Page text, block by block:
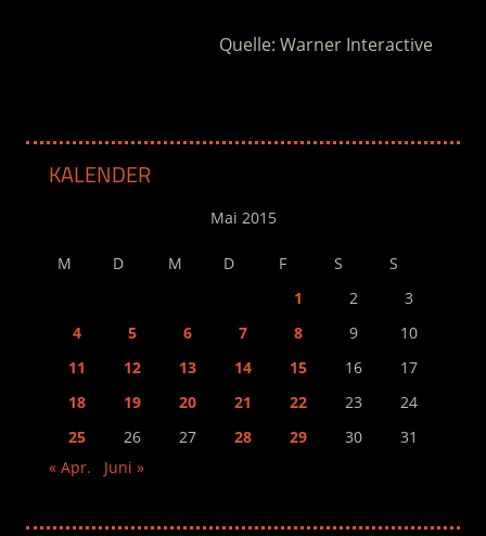
Quelle: Warner Interactive
KALENDER
Mai 2015
M D M D F S
S
1
2
3
4
5 6 7 8 9
10
11
12 13 14 15 16
17
18
19 20 21 22 23
24
25
26 27 28 29 30
31
« Apr.
Juni »